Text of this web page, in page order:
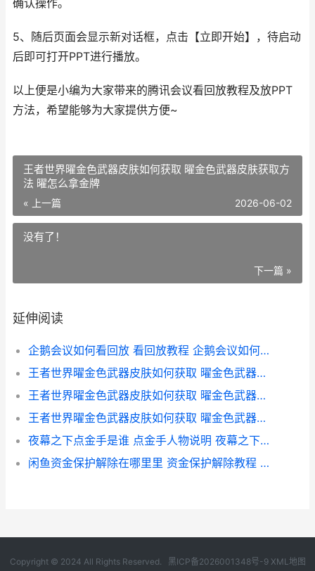
确认操作。
5、随后页面会显示新对话框，点击【立即开始】，待启动
后即可打开PPT进行播放。
以上便是小编为大家带来的腾讯会议看回放教程及放PPT
方法，希望能够为大家提供方便~
王者世界曜金色武器皮肤如何获取 曜金色武器皮肤获取方
法 曜怎么拿金牌
« 上一篇 2026-06-02
没有了！
下一篇 »
延伸阅读
企鹅会议如何看回放 看回放教程 企鹅会议如何看直播回放
王者世界曜金色武器皮肤如何获取 曜金色武器皮肤获取方法 曜怎么拿金牌
王者世界曜金色武器皮肤如何获取 曜金色武器皮肤获取方法 曜金色是什么颜色
王者世界曜金色武器皮肤如何获取 曜金色武器皮肤获取方法 王者荣耀曜如何获得
夜幕之下点金手是谁 点金手人物说明 夜幕之下攻略
闲鱼资金保护解除在哪里里 资金保护解除教程 闲鱼资金保护解除教程
Copyright © 2024 All Rights Reserved. 黑ICP备2026001348号-9 XML地图